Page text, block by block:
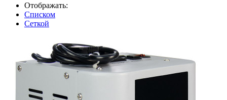
Отображать:
Списком
Сеткой